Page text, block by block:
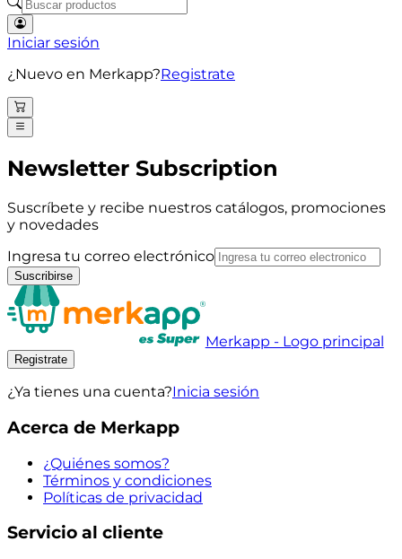
Iniciar sesión
¿Nuevo en Merkapp?Registrate
Newsletter Subscription
Suscríbete y recibe nuestros catálogos, promociones
y novedades
Ingresa tu correo electrónico
Suscribirse
Merkapp - Logo principal
Registrate
¿Ya tienes una cuenta?Inicia sesión
Acerca de Merkapp
¿Quiénes somos?
Términos y condiciones
Políticas de privacidad
Servicio al cliente